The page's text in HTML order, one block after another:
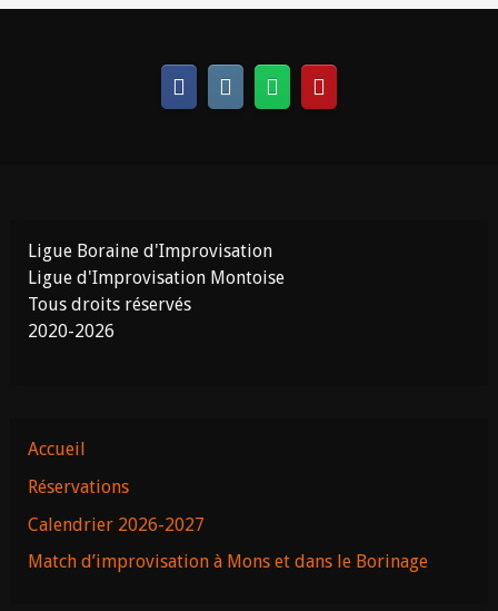
Ligue Boraine d'Improvisation
Ligue d'Improvisation Montoise
Tous droits réservés
2020-2026
Accueil
Réservations
Calendrier 2026-2027
Match d’improvisation à Mons et dans le Borinage